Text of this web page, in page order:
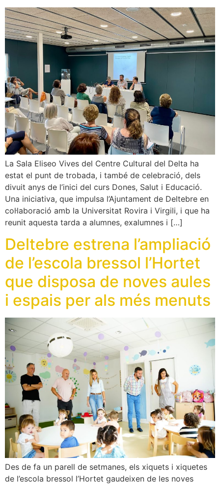
La Sala Eliseo Vives del Centre Cultural del Delta ha
estat el punt de trobada, i també de celebració, dels
divuit anys de l’inici del curs Dones, Salut i Educació.
Una iniciativa, que impulsa l’Ajuntament de Deltebre en
col·laboració amb la Universitat Rovira i Virgili, i que ha
reunit aquesta tarda a alumnes, exalumnes i […]
Deltebre estrena l’ampliació
de l’escola bressol l’Hortet
que disposa de noves aules
i espais per als més menuts
Des de fa un parell de setmanes, els xiquets i xiquetes
de l’escola bressol l’Hortet gaudeixen de les noves